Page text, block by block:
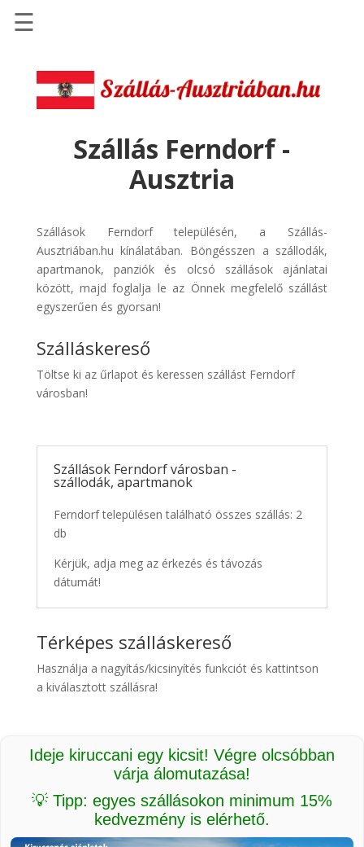
Szállások
Szállásinfo.eu
Repülőjegy
pénzvisszatérítéssel
Discover
Cars
Transzfer
Kiwi
Taxi
☰
Szállás Ferndorf -
Ausztria
Szállások Ferndorf településén, a Szállás-
Ausztriában.hu kínálatában. Böngésszen a szállodák,
apartmanok, panziók és olcsó szállások ajánlatai
között, majd foglalja le az Önnek megfelelő szállást
egyszerűen és gyorsan!
Szálláskereső
Töltse ki az űrlapot és keressen szállást Ferndorf
városban!
Szállások Ferndorf városban -
szállodák, apartmanok
Ferndorf településen található összes szállás: 2
db
Kérjük, adja meg az érkezés és távozás
dátumát!
Térképes szálláskereső
Használja a nagyítás/kicsinyítés funkciót és kattintson
a kiválasztott szállásra!
Ideje kiruccani egy kicsit! Végre olcsóbban
várja álomutazása!
💡 Tipp: egyes szállásokon minimum 15%
kedvezmény is elérhető.